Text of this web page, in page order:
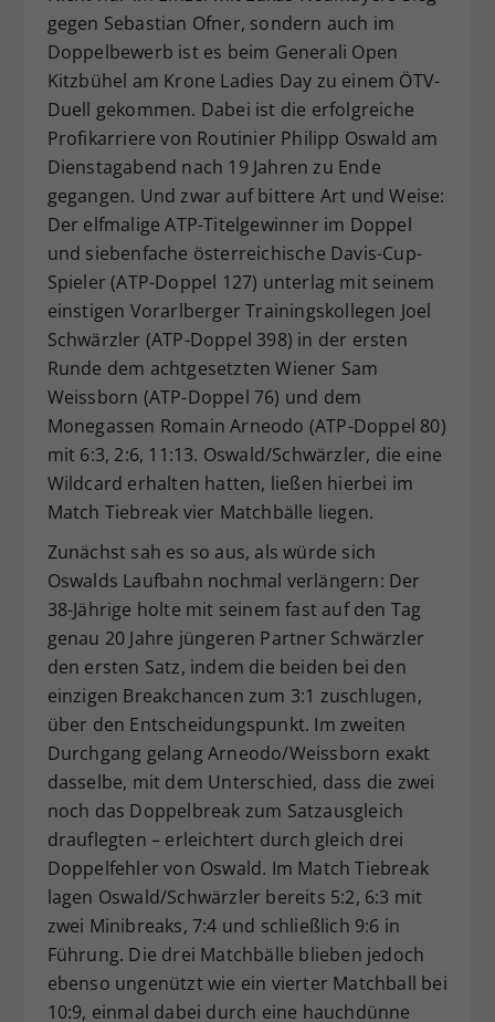
gegen Sebastian Ofner, sondern auch im
Doppelbewerb ist es beim Generali Open
Kitzbühel am Krone Ladies Day zu einem ÖTV-
Duell gekommen. Dabei ist die erfolgreiche
Profikarriere von Routinier Philipp Oswald am
Dienstagabend nach 19 Jahren zu Ende
gegangen. Und zwar auf bittere Art und Weise:
Der elfmalige ATP-Titelgewinner im Doppel
und siebenfache österreichische Davis-Cup-
Spieler (ATP-Doppel 127) unterlag mit seinem
einstigen Vorarlberger Trainingskollegen Joel
Schwärzler (ATP-Doppel 398) in der ersten
Runde dem achtgesetzten Wiener Sam
Weissborn (ATP-Doppel 76) und dem
Monegassen Romain Arneodo (ATP-Doppel 80)
mit 6:3, 2:6, 11:13. Oswald/Schwärzler, die eine
Wildcard erhalten hatten, ließen hierbei im
Match Tiebreak vier Matchbälle liegen.
Zunächst sah es so aus, als würde sich
Oswalds Laufbahn nochmal verlängern: Der
38-Jährige holte mit seinem fast auf den Tag
genau 20 Jahre jüngeren Partner Schwärzler
den ersten Satz, indem die beiden bei den
einzigen Breakchancen zum 3:1 zuschlugen,
über den Entscheidungspunkt. Im zweiten
Durchgang gelang Arneodo/Weissborn exakt
dasselbe, mit dem Unterschied, dass die zwei
noch das Doppelbreak zum Satzausgleich
drauflegten – erleichtert durch gleich drei
Doppelfehler von Oswald. Im Match Tiebreak
lagen Oswald/Schwärzler bereits 5:2, 6:3 mit
zwei Minibreaks, 7:4 und schließlich 9:6 in
Führung. Die drei Matchbälle blieben jedoch
ebenso ungenützt wie ein vierter Matchball bei
10:9, einmal dabei durch eine hauchdünne
Zweck
Dieser Wert speichert Ihre Consent-
Einstellungen. Unter anderem eine
zufällig generierte ID, für die
historische Speicherung Ihrer
vorgenommen Einstellungen, falls der
Webseiten-Betreiber dies eingestellt
hat.